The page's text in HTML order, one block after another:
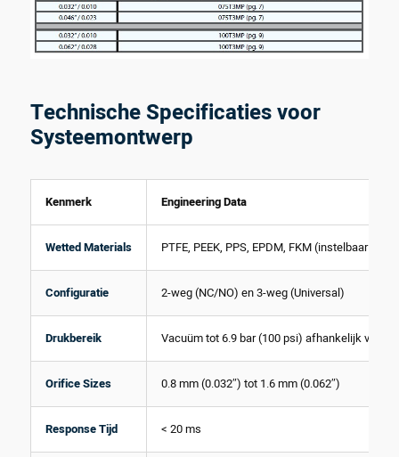
Technische Specificaties voor
Systeemontwerp
Kenmerk Engineering Data
Wetted Materials PTFE, PEEK, PPS, EPDM, FKM (instelbaar per
Configuratie 2-weg (NC/NO) en 3-weg (Universal)
Drukbereik Vacuüm tot 6.9 bar (100 psi) afhankelijk van
Orifice Sizes 0.8 mm (0.032″) tot 1.6 mm (0.062″)
Response Tijd < 20 ms